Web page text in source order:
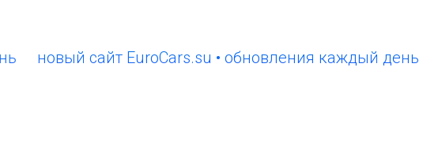
новый сайт EuroCars.su • обновления каждый день